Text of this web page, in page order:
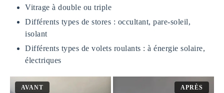
Vitrage à double ou triple
Différents types de stores : occultant, pare-soleil,
isolant
Différents types de volets roulants : à énergie solaire,
électriques
AVANT APRÈS